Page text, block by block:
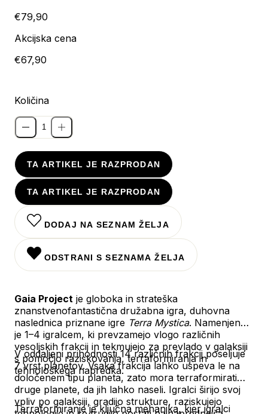
€79,90
Akcijska cena
€67,90
Količina
TA ARTIKEL JE RAZPRODAN
TA ARTIKEL JE RAZPRODAN
DODAJ NA SEZNAM ŽELJA
ODSTRANI S SEZNAMA ŽELJA
Gaia Project je globoka in strateška
znanstvenofantastična družabna igra, duhovna
naslednica priznane igre Terra Mystica. Namenjena
je 1–4 igralcem, ki prevzamejo vlogo različnih
vesoljskih frakcij in tekmujejo za prevlado v galaksiji
s pomočjo raziskovanja, terraformiranja in
tehnološkega napredka.
V oddaljeni prihodnosti 14 različnih frakcij poseljuje
7 vrst planetov. Vsaka frakcija lahko uspeva le na
določenem tipu planeta, zato mora terraformirati
druge planete, da jih lahko naseli. Igralci širijo svoj
vpliv po galaksiji, gradijo strukture, raziskujejo
Terraformiranje je ključna mehanika, kjer igralci